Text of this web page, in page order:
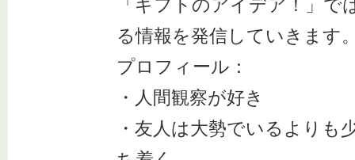
「ギフトのアイデア！」で
る情報を発信していきます
プロフィール：
・人間観察が好き
・友人は大勢でいるよりも